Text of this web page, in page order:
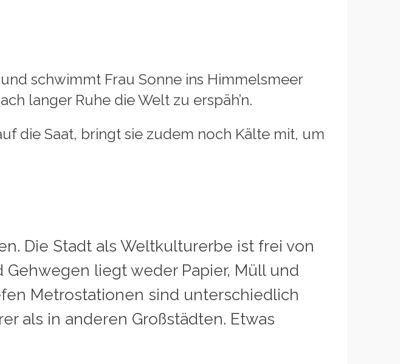
Frau Sonne ins Himmelsmeer
langer Ruhe die Welt zu erspäh’n.
Saat, bringt sie zudem noch Kälte mit, um
Die Stadt als Weltkulturerbe ist frei von
liegt weder Papier, Müll und
Metrostationen sind unterschiedlich
als in anderen Großstädten. Etwas